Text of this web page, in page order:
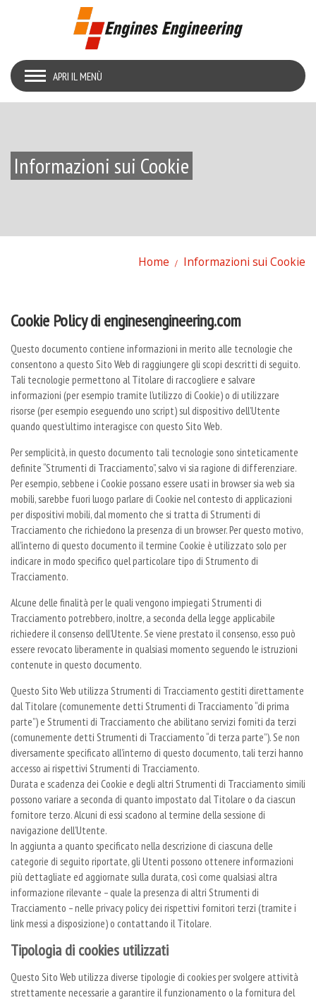
APRI IL MENÙ
Informazioni sui Cookie
Home Informazioni sui Cookie
Cookie Policy di enginesengineering.com
Questo documento contiene informazioni in merito alle tecnologie che
consentono a questo Sito Web di raggiungere gli scopi descritti di seguito.
Tali tecnologie permettono al Titolare di raccogliere e salvare
informazioni (per esempio tramite l’utilizzo di Cookie) o di utilizzare
risorse (per esempio eseguendo uno script) sul dispositivo dell’Utente
quando quest’ultimo interagisce con questo Sito Web.
Per semplicità, in questo documento tali tecnologie sono sinteticamente
definite “Strumenti di Tracciamento”, salvo vi sia ragione di differenziare.
Per esempio, sebbene i Cookie possano essere usati in browser sia web sia
mobili, sarebbe fuori luogo parlare di Cookie nel contesto di applicazioni
per dispositivi mobili, dal momento che si tratta di Strumenti di
Tracciamento che richiedono la presenza di un browser. Per questo motivo,
all’interno di questo documento il termine Cookie è utilizzato solo per
indicare in modo specifico quel particolare tipo di Strumento di
Tracciamento.
Alcune delle finalità per le quali vengono impiegati Strumenti di
Tracciamento potrebbero, inoltre, a seconda della legge applicabile
richiedere il consenso dell’Utente. Se viene prestato il consenso, esso può
essere revocato liberamente in qualsiasi momento seguendo le istruzioni
contenute in questo documento.
Questo Sito Web utilizza Strumenti di Tracciamento gestiti direttamente
dal Titolare (comunemente detti Strumenti di Tracciamento “di prima
parte”) e Strumenti di Tracciamento che abilitano servizi forniti da terzi
(comunemente detti Strumenti di Tracciamento “di terza parte”). Se non
diversamente specificato all’interno di questo documento, tali terzi hanno
accesso ai rispettivi Strumenti di Tracciamento.
Durata e scadenza dei Cookie e degli altri Strumenti di Tracciamento simili
possono variare a seconda di quanto impostato dal Titolare o da ciascun
fornitore terzo. Alcuni di essi scadono al termine della sessione di
navigazione dell’Utente.
In aggiunta a quanto specificato nella descrizione di ciascuna delle
categorie di seguito riportate, gli Utenti possono ottenere informazioni
più dettagliate ed aggiornate sulla durata, così come qualsiasi altra
informazione rilevante – quale la presenza di altri Strumenti di
Tracciamento – nelle privacy policy dei rispettivi fornitori terzi (tramite i
link messi a disposizione) o contattando il Titolare.
Tipologia di cookies utilizzati
Questo Sito Web utilizza diverse tipologie di cookies per svolgere attività
strettamente necessarie a garantire il funzionamento o la fornitura del